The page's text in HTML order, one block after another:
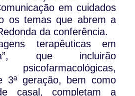
em cuidados
os temas que abrem a
da conferência.
terapêuticas em
que incluirão
3ª geração, bem como
casal, completam a